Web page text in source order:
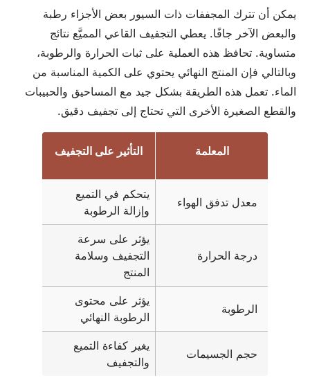
يمكن أن تترك المجففات ذات السيور بعض الأجزاء رطبة
والبعض الآخر جافًا. يعطي التجفيف القاعي المميَّع نتائج
متساوية. تحافظ هذه العملية على ثبات الحرارة والرطوبة،
وبالتالي فإن المنتج النهائي يحتوي على الكمية المناسبة من
الماء. تعمل هذه الطريقة بشكل جيد مع المساحيق والحبيبات
والقطع الصغيرة الأخرى التي تحتاج إلى تجفيف دقيق.
المعلمة التأثير على التجفيف
معدل تدفق الهواء
يتحكم في التميع
وإزالة الرطوبة
درجة الحرارة
يؤثر على سرعة
التجفيف وسلامة
المنتج
الرطوبة
يؤثر على محتوى
الرطوبة النهائي
حجم الجسيمات
يغير كفاءة التميع
والتجفيف